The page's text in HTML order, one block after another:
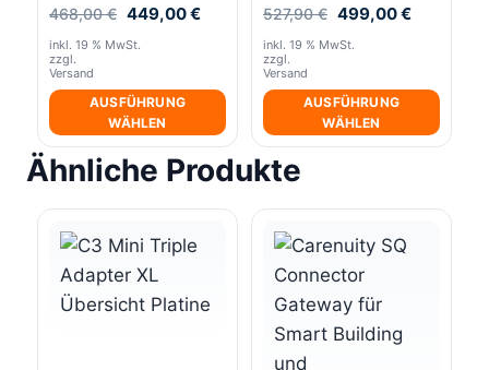
468,00€ Ursprünglicher
war:
449,00€Aktueller
449,00 €.
inkl. 19 % MwSt.
zzgl.
Versand
AUSFÜHRUNG
WÄHLEN
527,90€ Ursprünglicher
war:
499,00€Aktueller
inkl. 19 % MwSt.
zzgl.
Versand
AUSFÜHRUNG
WÄHLEN
Ähnliche Produkte